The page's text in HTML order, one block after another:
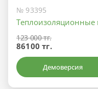
№ 93395
Теплоизоляционные
123 000 тг.
86100 тг.
Демоверсия